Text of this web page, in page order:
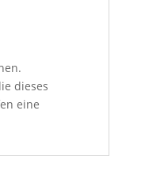
dieses
eine